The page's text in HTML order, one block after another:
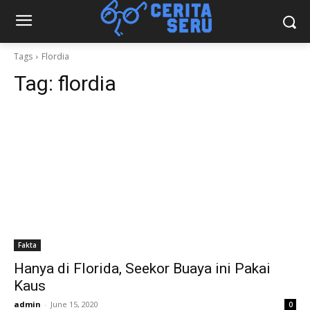
Tags Flordia
Tag: flordia
Fakta
Hanya di Florida, Seekor Buaya ini Pakai
Kaus
admin - June 15, 2020 0